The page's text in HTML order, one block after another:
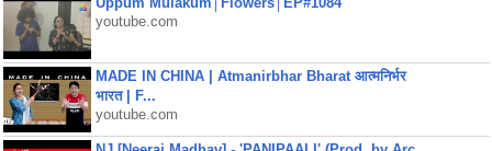
youtube.com
MADE IN CHINA | Atmanirbhar Bharat आत्मनिर्भर
भारत | F...
youtube.com